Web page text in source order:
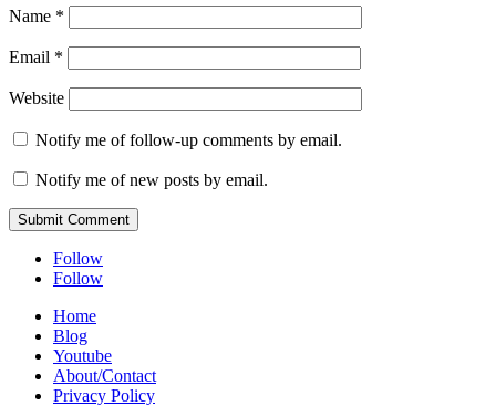
Name *
Email *
Website
Notify me of follow-up comments by email.
Notify me of new posts by email.
Submit Comment
Follow
Follow
Home
Blog
Youtube
About/Contact
Privacy Policy